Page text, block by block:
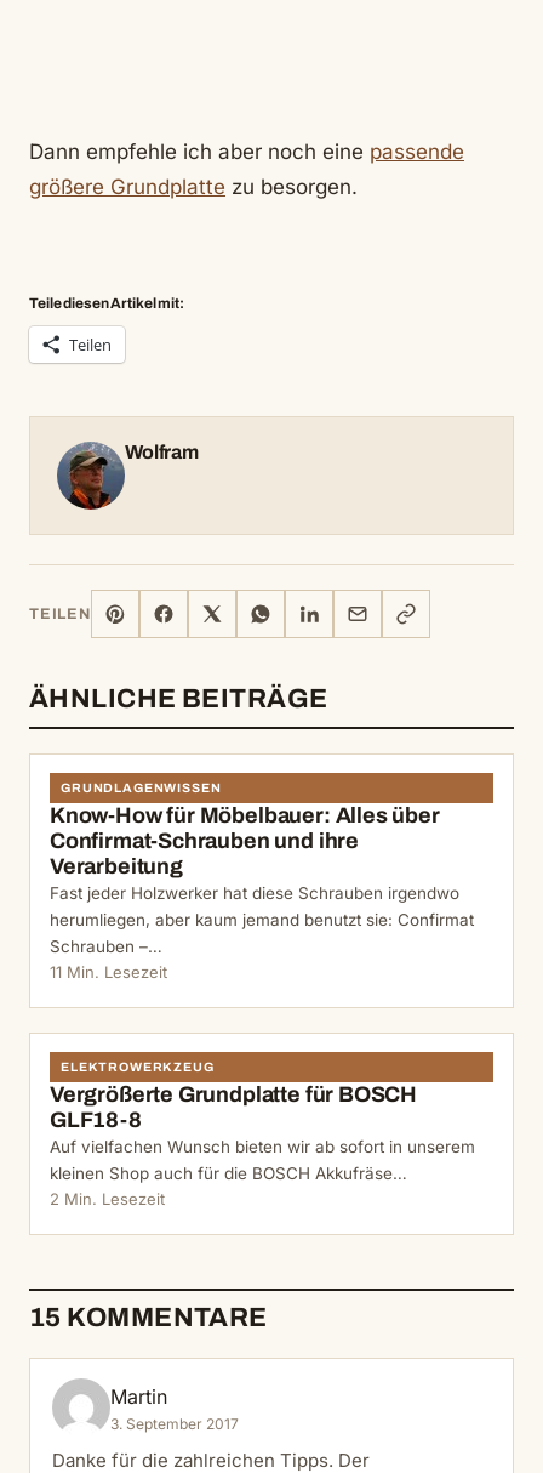
Dann empfehle ich aber noch eine passende
größere Grundplatte zu besorgen.
Teile diesen Artikel mit:
Teilen
Wolfram
TEILEN
PINTERESTFACEBOOK WHATSAPPLINKEDIN
MAIL
LINK
KOPIEREN
ÄHNLICHE BEITRÄGE
GRUNDLAGENWISSEN
Know-How für Möbelbauer: Alles über
Confirmat-Schrauben und ihre
Verarbeitung
Fast jeder Holzwerker hat diese Schrauben irgendwo
herumliegen, aber kaum jemand benutzt sie: Confirmat
Schrauben –…
11 Min. Lesezeit
ELEKTROWERKZEUG
Vergrößerte Grundplatte für BOSCH
GLF18-8
Auf vielfachen Wunsch bieten wir ab sofort in unserem
kleinen Shop auch für die BOSCH Akkufräse…
2 Min. Lesezeit
15 KOMMENTARE
Martin
3. September 2017
Danke für die zahlreichen Tipps. Der